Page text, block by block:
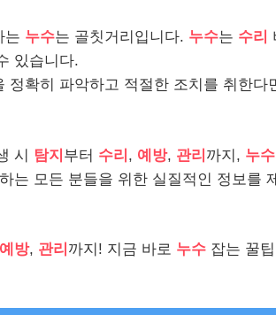
는 누수는 골칫거리입니다. 누수는 수리
있습니다.
정확히 파악하고 적절한 조치를 취한다
시 탐지 부터 수리 , 예방, 관리 까지, 누수
는 모든 분들을 위한 실질적인 정보를
예방, 관리 까지! 지금 바로 누수 잡는 꿀